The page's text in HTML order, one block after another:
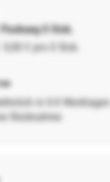
0 Stck.
0,00 € pro 0 Stck.
in 0-0 Werktagen
Rücknahme